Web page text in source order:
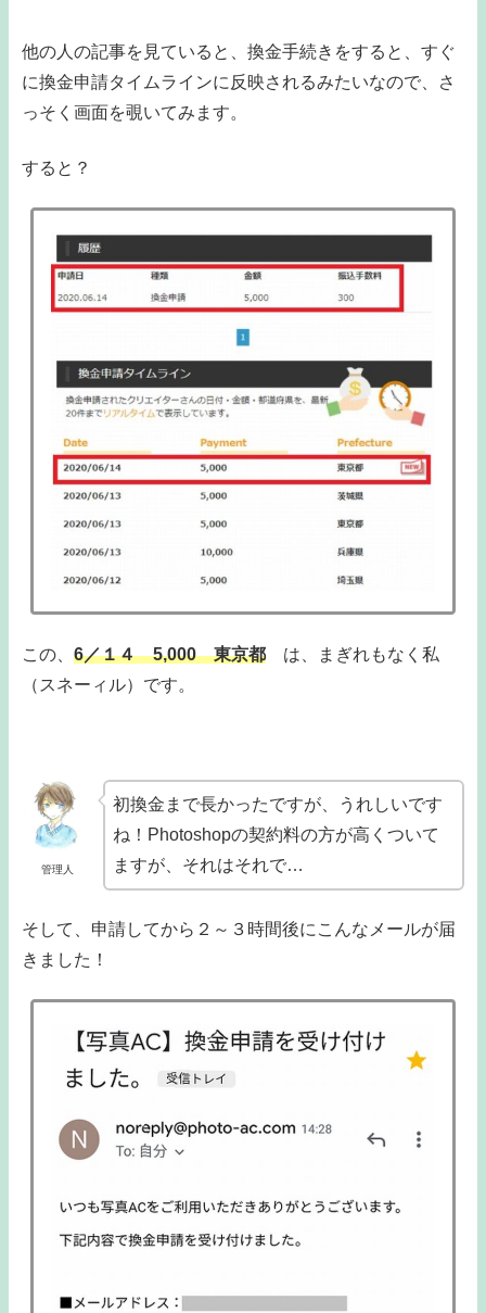
他の人の記事を見ていると、換金手続きをすると、すぐ
に換金申請タイムラインに反映されるみたいなので、さ
っそく画面を覗いてみます。
すると？
この、 6／１４ 5,000 東京都 は、まぎれもなく私
（スネーィル）です。
管理人
初換金まで長かったですが、うれしいです
ね！Photoshopの契約料の方が高くついて
ますが、それはそれで…
そして、申請してから２～３時間後にこんなメールが届
きました！